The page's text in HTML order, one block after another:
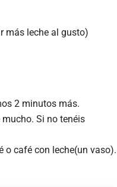
más leche al gusto)
2 minutos más.
Si no tenéis
o café con leche(un vaso).